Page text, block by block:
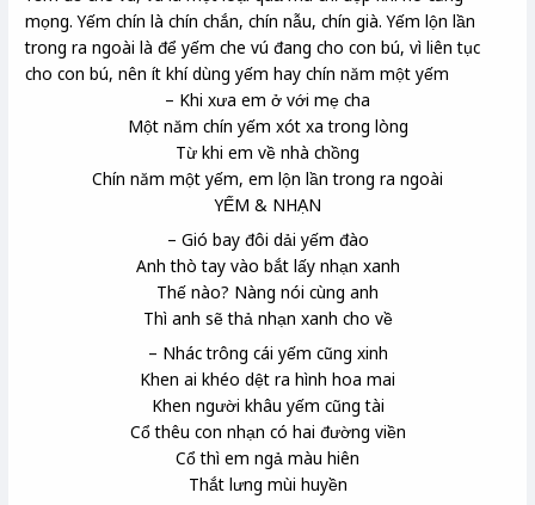
mọng. Yếm chín là chín chắn, chín nẫu, chín già. Yếm lộn lần
trong ra ngoài là để yếm che vú đang cho con bú, vì liên tục
cho con bú, nên ít khí dùng yếm hay chín năm một yếm
– Khi xưa em ở với mẹ cha
Một năm chín yếm xót xa trong lòng
Từ khi em về nhà chồng
Chín năm một yếm, em lộn lần trong ra ngoài
YẾM & NHẠN
– Gió bay đôi dải yếm đào
Anh thò tay vào bắt lấy nhạn xanh
Thế nào? Nàng nói cùng anh
Thì anh sẽ thả nhạn xanh cho về
– Nhác trông cái yếm cũng xinh
Khen ai khéo dệt ra hình hoa mai
Khen người khâu yếm cũng tài
Cổ thêu con nhạn có hai đường viền
Cổ thì em ngả màu hiên
Thắt lưng mùi huyền